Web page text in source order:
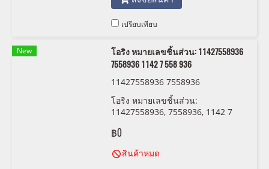
เปรียบเทียบ
New
โอริง หมายเลขชิ้นส่วน: 11427558936
7558936 1142 7 558 936
11427558936 7558936
โอริง หมายเลขชิ้นส่วน:
11427558936, 7558936, 1142 7
฿0
สินค้าหมด